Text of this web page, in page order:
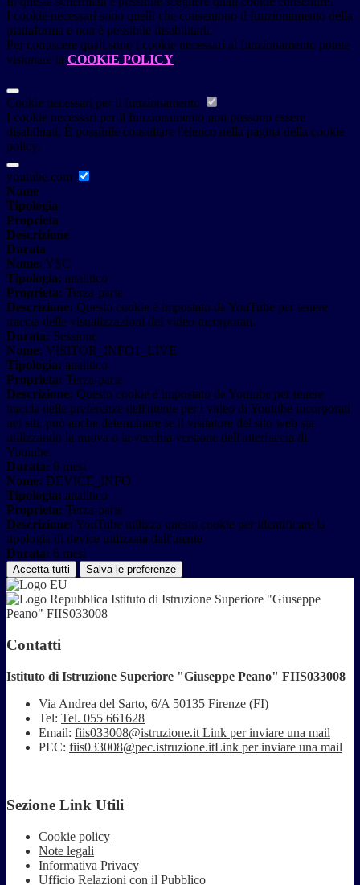
I cookie necessari sono quelli che consentono il funzionamento della
piattaforma e non è possibile disabilitarli.
Per conoscere quali sono i cookie necessari al funzionamento potete
visionare la COOKIE POLICY.
Cookie necessari per il funzionamento
I cookie necessari per il funzionamento non possono essere
disabilitati. È possibile consultare l'elenco nella pagina della cookie
policy.
youtube.com
Nome
Tipologia
Proprieta
Descrizione
Durata
Nome: YSC
Tipologia: analitico
Proprieta: Terza-parte
Descrizione: Questo cookie è impostato da YouTube per tenere
traccia delle visualizzazioni dei video incorporati.
Durata: Sessione
Nome: VISITOR_INFO1_LIVE
Tipologia: analitico
Proprieta: Terza-parte
Descrizione: Questo cookie è impostato da Youtube per tenere
traccia delle preferenze dell'utente per i video di Youtube incorporati
nei siti; può anche determinare se il visitatore del sito web sta
utilizzando la nuova o la vecchia versione dell'interfaccia di
Youtube.
Durata: 6 mesi
Nome: DEVICE_INFO
Tipologia: analitico
Proprieta: Terza-parte
Descrizione: YouTube utilizza questo cookie per identificare la
tipologia di device utilizzata dall'utente
Durata: 6 mesi
Accetta tutti Salva le preferenze
Istituto di Istruzione Superiore "Giuseppe
Peano" FIIS033008
Contatti
Istituto di Istruzione Superiore "Giuseppe Peano" FIIS033008
Via Andrea del Sarto, 6/A 50135 Firenze (FI)
Tel: Tel. 055 661628
Email: fiis033008@istruzione.it Link per inviare una mail
PEC: fiis033008@pec.istruzione.itLink per inviare una mail
Sezione Link Utili
Cookie policy
Note legali
Informativa Privacy
Ufficio Relazioni con il Pubblico